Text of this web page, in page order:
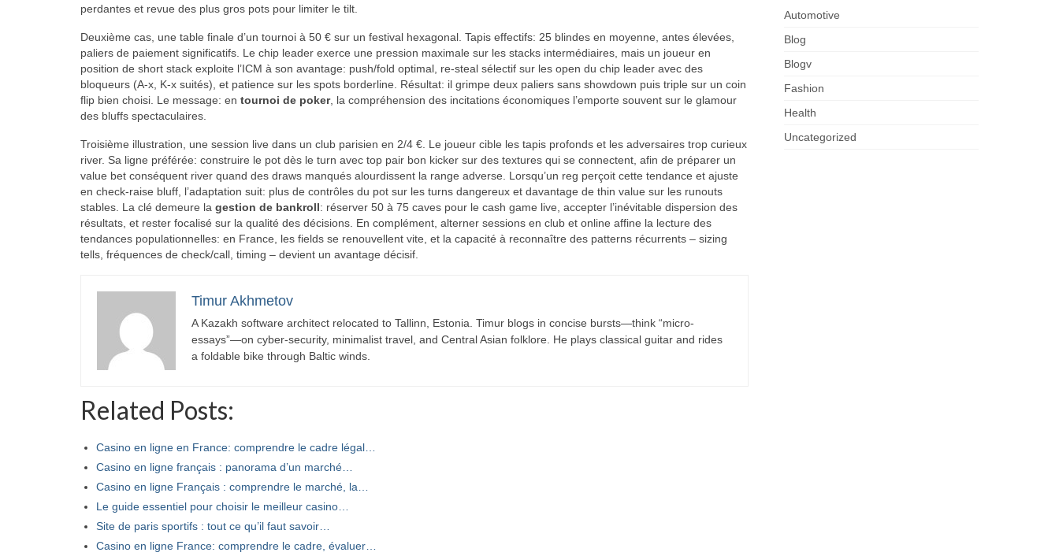
perdantes et revue des plus gros pots pour limiter le tilt.
Deuxième cas, une table finale d’un tournoi à 50 € sur un festival hexagonal. Tapis effectifs: 25 blindes en moyenne, antes élevées,
paliers de paiement significatifs. Le chip leader exerce une pression maximale sur les stacks intermédiaires, mais un joueur en
position de short stack exploite l’ICM à son avantage: push/fold optimal, re-steal sélectif sur les open du chip leader avec des
bloqueurs (A-x, K-x suités), et patience sur les spots borderline. Résultat: il grimpe deux paliers sans showdown puis triple sur un coin
flip bien choisi. Le message: en tournoi de poker, la compréhension des incitations économiques l’emporte souvent sur le glamour
des bluffs spectaculaires.
Troisième illustration, une session live dans un club parisien en 2/4 €. Le joueur cible les tapis profonds et les adversaires trop curieux
river. Sa ligne préférée: construire le pot dès le turn avec top pair bon kicker sur des textures qui se connectent, afin de préparer un
value bet conséquent river quand des draws manqués alourdissent la range adverse. Lorsqu’un reg perçoit cette tendance et ajuste
en check-raise bluff, l’adaptation suit: plus de contrôles du pot sur les turns dangereux et davantage de thin value sur les runouts
stables. La clé demeure la gestion de bankroll: réserver 50 à 75 caves pour le cash game live, accepter l’inévitable dispersion des
résultats, et rester focalisé sur la qualité des décisions. En complément, alterner sessions en club et online affine la lecture des
tendances populationnelles: en France, les fields se renouvellent vite, et la capacité à reconnaître des patterns récurrents – sizing
tells, fréquences de check/call, timing – devient un avantage décisif.
Timur Akhmetov
A Kazakh software architect relocated to Tallinn, Estonia. Timur blogs in concise bursts—think “micro-
essays”—on cyber-security, minimalist travel, and Central Asian folklore. He plays classical guitar and rides
a foldable bike through Baltic winds.
Related Posts:
Casino en ligne en France: comprendre le cadre légal…
Casino en ligne français : panorama d’un marché…
Casino en ligne Français : comprendre le marché, la…
Le guide essentiel pour choisir le meilleur casino…
Site de paris sportifs : tout ce qu’il faut savoir…
Casino en ligne France: comprendre le cadre, évaluer…
Automotive
Blog
Blogv
Fashion
Health
Uncategorized